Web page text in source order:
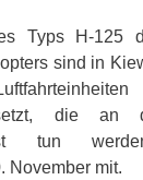
Typs H-125
sind in
die an
tun
November mit.